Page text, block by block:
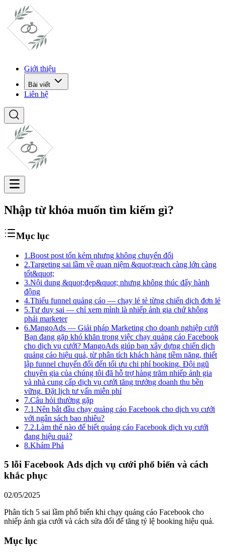
Giới thiệu
Bài viết
Liên hệ
Nhập từ khóa muốn tìm kiếm gì?
Mục lục
1.Boost post tốn kém nhưng không chuyển đổi
2.Targeting sai lầm về quan niệm &quot;reach càng lớn càng
tốt&quot;
3.Nội dung &quot;đẹp&quot; nhưng không thúc đẩy hành
động
4.Thiếu funnel quảng cáo — chạy lẻ tẻ từng chiến dịch đơn lẻ
5.Tư duy sai — chỉ xem mình là nhiếp ảnh gia chứ không
phải marketer
6.MangoAds — Giải pháp Marketing cho doanh nghiệp cưới
Bạn đang gặp khó khăn trong việc chạy quảng cáo Facebook
cho dịch vụ cưới? MangoAds giúp bạn xây dựng chiến dịch
quảng cáo hiệu quả, từ phân tích khách hàng tiềm năng, thiết
lập funnel chuyển đổi đến tối ưu chi phí booking. Đội ngũ
chuyên gia của chúng tôi đã hỗ trợ hàng trăm nhiếp ảnh gia
và nhà cung cấp dịch vụ cưới tăng trưởng doanh thu bền
vững. Đặt lịch tư vấn miễn phí
7.Câu hỏi thường gặp
7.1.Nên bắt đầu chạy quảng cáo Facebook cho dịch vụ cưới
với ngân sách bao nhiêu?
7.2.Làm thế nào để biết quảng cáo Facebook dịch vụ cưới
đang hiệu quả?
8.Khám Phá
5 lỗi Facebook Ads dịch vụ cưới phổ biến và cách
khắc phục
02/05/2025
Phân tích 5 sai lầm phổ biến khi chạy quảng cáo Facebook cho
nhiếp ảnh gia cưới và cách sửa đổi để tăng tỷ lệ booking hiệu quả.
Mục lục